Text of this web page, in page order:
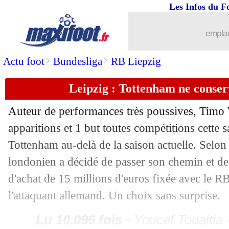
Actu foot> Bundesliga> RB Liepzig
Les Infos du
Leipzig : Tottenham ne
Auteur de performances très poussives, Timo
apparitions et 1 but toutes compétitions cette
Tottenham au-delà de la saison actuelle.
londonien a décidé de passer son chemin et
d'achat de 15 millions d'euros fixée avec le
l'attaquant allemand. Un choix sans surprise.
Lyon: Fonseca a envoyé une lettre
03/03 PSG: Sakho est impressionné par
03/03 Liverpool: Van Dijk a hâte
03/03 Lille : un club sous-estimé, selon
03/03 Real: le PSG ou City, Benzema
03/03 Dortmund : H. Watzke - "être